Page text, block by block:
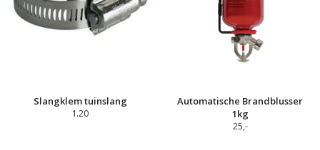
Slangklem tuinslang
1.20
Automatische Brandblusser
1kg
25,-